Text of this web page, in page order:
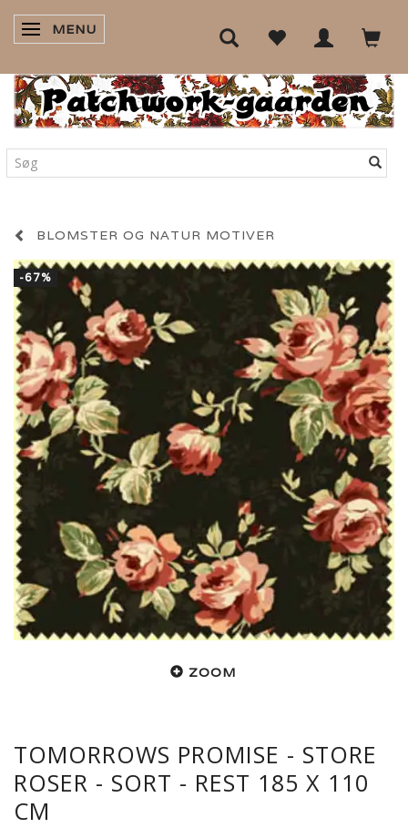
SKIFTE NAVIGATION
MENU
BLOMSTER OG NATUR MOTIVER
-67%
ZOOM
TOMORROWS PROMISE - STORE
ROSER - SORT - REST 185 X 110
CM